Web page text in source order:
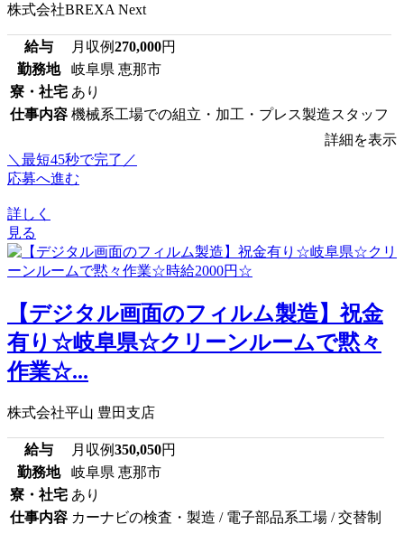
株式会社BREXA Next
給与 月収例270,000円
勤務地
岐阜県 恵那市
寮・社宅 あり
仕事内容 機械系工場での組立・加工・プレス製造スタッフ
詳細を表示
＼最短45秒で完了／
応募へ進む
詳しく
見る
【デジタル画面のフィルム製造】祝金
有り☆岐阜県☆クリーンルームで黙々
作業☆...
株式会社平山 豊田支店
給与 月収例350,050円
勤務地
岐阜県 恵那市
寮・社宅 あり
仕事内容 カーナビの検査・製造 / 電子部品系工場 / 交替制